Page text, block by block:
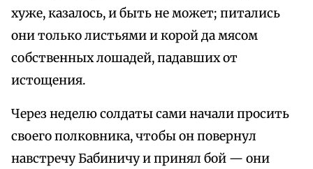
хуже, казалось, и быть не может; питались
они только листьями и корой да мясом
собственных лошадей, падавших от
истощения.
Через неделю солдаты сами начали просить
своего полковника, чтобы он повернул
навстречу Бабиничу и принял бой — они